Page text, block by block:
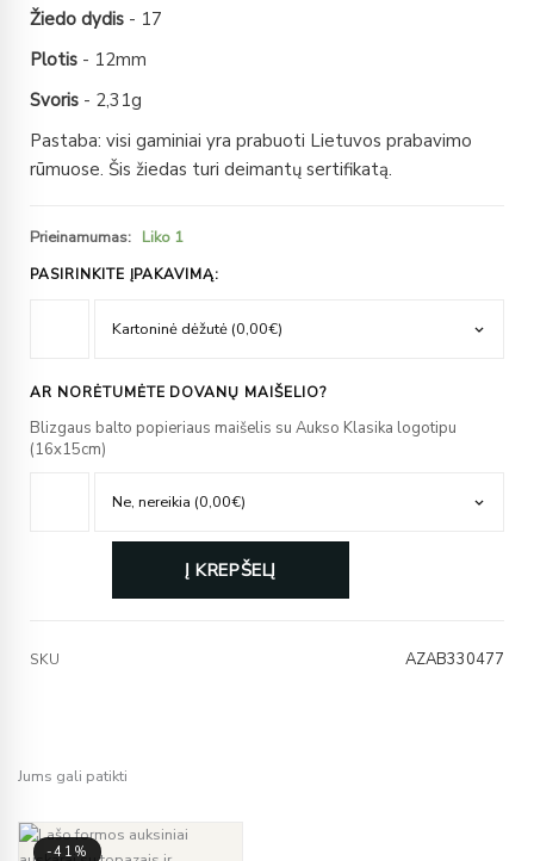
Žiedo dydis - 17
Plotis - 12mm
Svoris - 2,31g
Pastaba: visi gaminiai yra prabuoti Lietuvos prabavimo
rūmuose. Šis žiedas turi deimantų sertifikatą.
Prieinamumas: Liko 1
PASIRINKITE ĮPAKAVIMĄ:
AR NORĖTUMĖTE DOVANŲ MAIŠELIO?
Blizgaus balto popieriaus maišelis su Aukso Klasika logotipu
(16x15cm)
Į KREPŠELĮ
SKU AZAB330477
Jums gali patikti
-41%